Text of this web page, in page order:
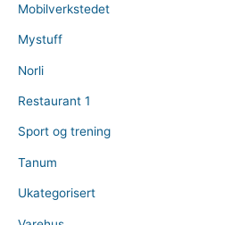
Mobilverkstedet
Mystuff
Norli
Restaurant 1
Sport og trening
Tanum
Ukategorisert